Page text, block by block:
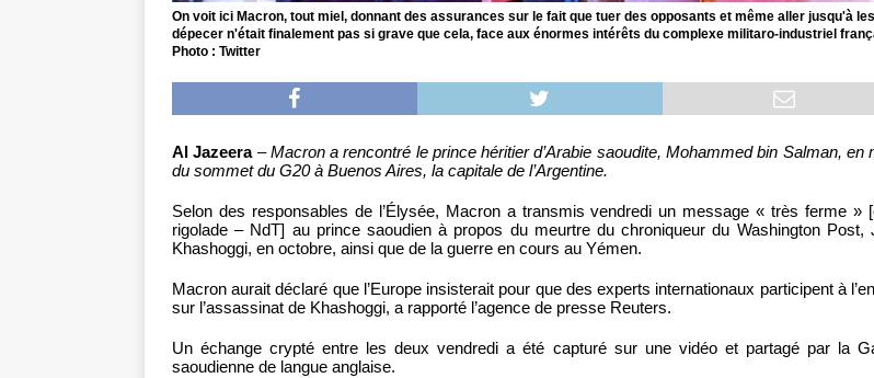
On voit ici Macron, tout miel, donnant des assurances sur le fait que tuer des opposants et même aller jusqu'à
dépecer n'était finalement pas si grave que cela, face aux énormes intérêts du complexe militaro-industriel
Photo : Twitter
Al Jazeera–Macron a rencontré le prince héritier d’Arabie saoudite, Mohammed bin Salman, en
du sommet du G20 à Buenos Aires, la capitale de l’Argentine.
Selon des responsables de l’Élysée, Macron a transmis vendredi un message « très ferme »
rigolade – NdT] au prince saoudien à propos du meurtre du chroniqueur du Washington Post,
Khashoggi, en octobre, ainsi que de la guerre en cours au Yémen.
Macron aurait déclaré que l’Europe insisterait pour que des experts internationaux participent à
sur l’assassinat de Khashoggi, a rapporté l’agence de presse Reuters.
Un échange crypté entre les deux vendredi a été capturé sur une vidéo et partagé par la
saoudienne de langue anglaise.